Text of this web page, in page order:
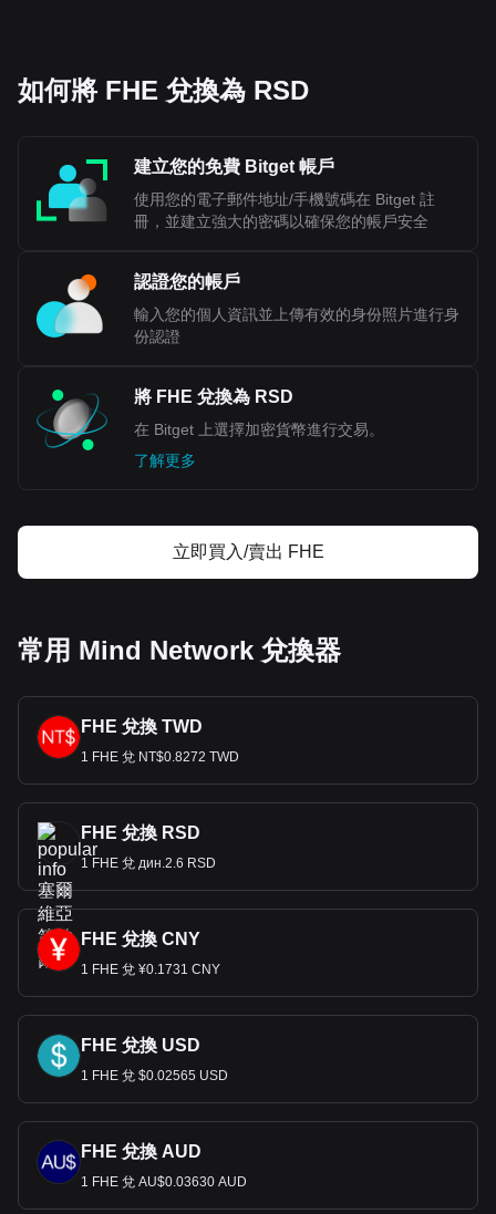
如何將 FHE 兌換為 RSD
建立您的免費 Bitget 帳戶
使用您的電子郵件地址/手機號碼在 Bitget 註
冊，並建立強大的密碼以確保您的帳戶安全
認證您的帳戶
輸入您的個人資訊並上傳有效的身份照片進行身
份認證
將 FHE 兌換為 RSD
在 Bitget 上選擇加密貨幣進行交易。
了解更多
立即買入/賣出 FHE
常用 Mind Network 兌換器
FHE 兌換 TWD
1 FHE 兌 NT$0.8272 TWD
FHE 兌換 RSD
1 FHE 兌 дин.2.6 RSD
FHE 兌換 CNY
1 FHE 兌 ¥0.1731 CNY
FHE 兌換 USD
1 FHE 兌 $0.02565 USD
FHE 兌換 AUD
1 FHE 兌 AU$0.03630 AUD